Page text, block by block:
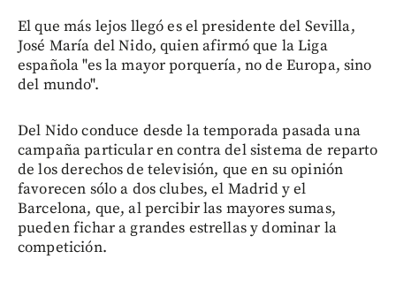
El que más lejos llegó es el presidente del Sevilla,
José María del Nido, quien afirmó que la Liga
española "es la mayor porquería, no de Europa, sino
del mundo".
Del Nido conduce desde la temporada pasada una
campaña particular en contra del sistema de reparto
de los derechos de televisión, que en su opinión
favorecen sólo a dos clubes, el Madrid y el
Barcelona, que, al percibir las mayores sumas,
pueden fichar a grandes estrellas y dominar la
competición.